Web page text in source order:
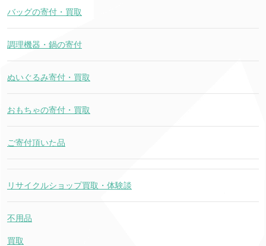
バッグの寄付・買取
調理機器・鍋の寄付
ぬいぐるみ寄付・買取
おもちゃの寄付・買取
ご寄付頂いた品
リサイクルショップ買取・体験談
不用品
買取